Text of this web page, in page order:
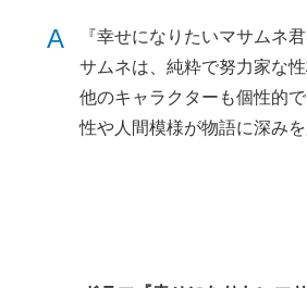
A
『幸せになりたいマサムネ
サムネは、純粋で努力家な性
他のキャラクターも個性的
性や人間模様が物語に深みを